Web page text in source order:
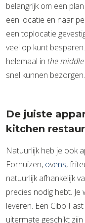
belangrijk om een
een locatie en naar
een toplocatie
veel op kunt
helemaal in the
snel kunnen bezorgen.
De juiste
kitchen
Natuurlijk heb je ook
Fornuizen, ovens,
natuurlijk afhankelijk
precies nodig hebt.
leveren. Een Cibo
uitermate geschikt